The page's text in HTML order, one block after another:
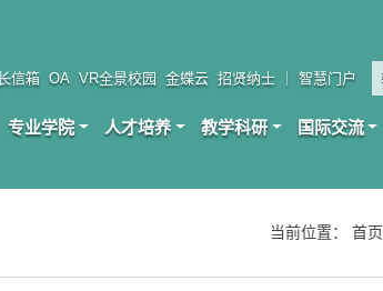
信箱 OA VR全景校园 金蝶云 招贤纳士 智慧门户
专业学院 人才培养 教学科研 国际交流
当前位置： 首页